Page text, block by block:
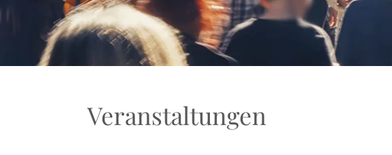
Veranstaltungen